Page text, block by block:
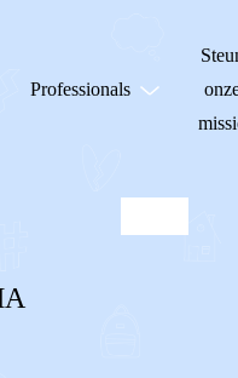
Professionals